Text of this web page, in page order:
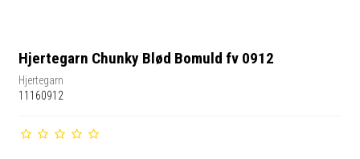
Hjertegarn Chunky Blød Bomuld fv 0912
Hjertegarn
11160912